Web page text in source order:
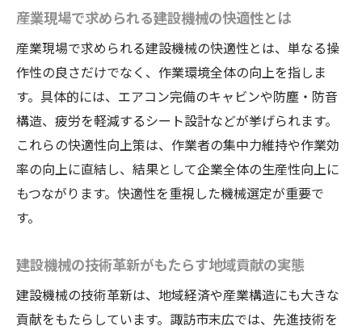
産業現場で求められる建設機械の快適性とは
産業現場で求められる建設機械の快適性とは、単なる操
作性の良さだけでなく、作業環境全体の向上を指しま
す。具体的には、エアコン完備のキャビンや防塵・防音
構造、疲労を軽減するシート設計などが挙げられます。
これらの快適性向上策は、作業者の集中力維持や作業効
率の向上に直結し、結果として企業全体の生産性向上に
もつながります。快適性を重視した機械選定が重要で
す。
建設機械の技術革新がもたらす地域貢献の実態
建設機械の技術革新は、地域経済や産業構造にも大きな
貢献をもたらしています。諏訪市末広では、先進技術を